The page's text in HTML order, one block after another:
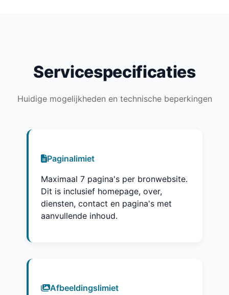
Servicespecificaties
Huidige mogelijkheden en technische beperkingen
Paginalimiet
Maximaal 7 pagina's per bronwebsite.
Dit is inclusief homepage, over,
diensten, contact en pagina's met
aanvullende inhoud.
Afbeeldingslimiet